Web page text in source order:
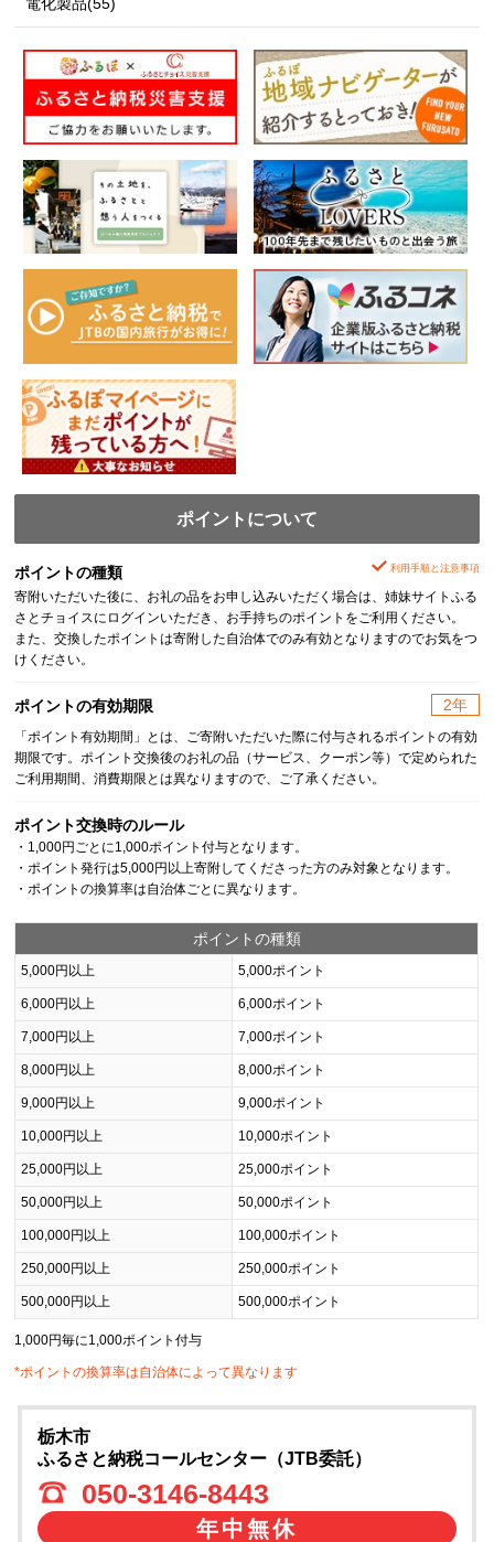
ポイントについて
ポイントの種類 利用手順と注意事項
寄附いただいた後に、お礼の品をお申し込みいただく場合は、姉妹サイトふる
さとチョイスにログインいただき、お手持ちのポイントをご利用ください。
また、交換したポイントは寄附した自治体でのみ有効となりますのでお気をつ
けください。
ポイントの有効期限 2年
「ポイント有効期間」とは、ご寄附いただいた際に付与されるポイントの有効
期限です。ポイント交換後のお礼の品（サービス、クーポン等）で定められた
ご利用期間、消費期限とは異なりますので、ご了承ください。
ポイント交換時のルール
・1,000円ごとに1,000ポイント付与となります。
・ポイント発行は5,000円以上寄附してくださった方のみ対象となります。
・ポイントの換算率は自治体ごとに異なります。
ポイントの種類
5,000円以上 5,000ポイント
6,000円以上 6,000ポイント
7,000円以上 7,000ポイント
8,000円以上 8,000ポイント
9,000円以上 9,000ポイント
10,000円以上 10,000ポイント
25,000円以上 25,000ポイント
50,000円以上 50,000ポイント
100,000円以上 100,000ポイント
250,000円以上 250,000ポイント
500,000円以上 500,000ポイント
1,000円毎に1,000ポイント付与
*ポイントの換算率は自治体によって異なります
栃木市
ふるさと納税コールセンター（JTB委託）
050-3146-8443
年中無休